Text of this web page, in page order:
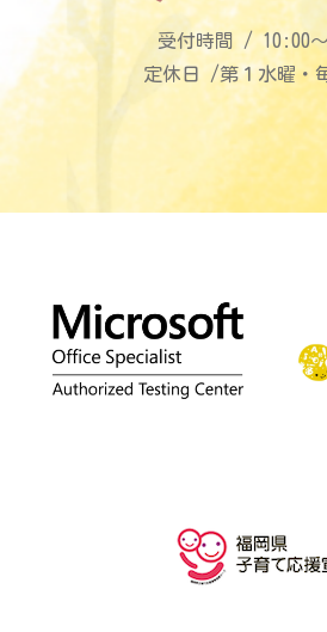
受付時間 / 10:00
定休日 /第１水曜・